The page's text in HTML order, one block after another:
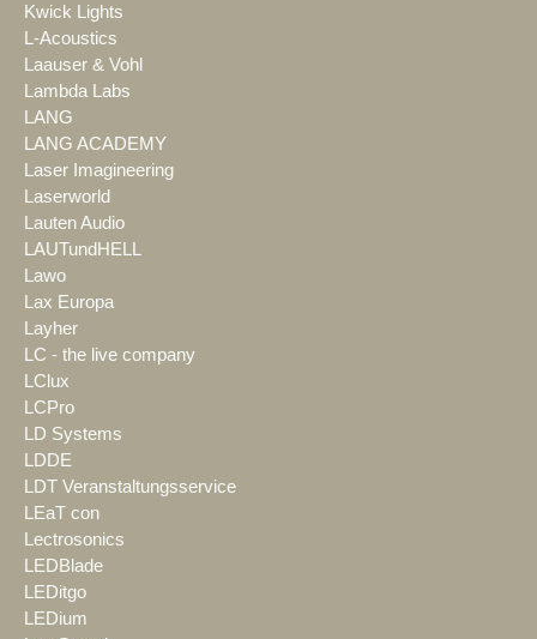
Kwick Lights
L-Acoustics
Laauser & Vohl
Lambda Labs
LANG
LANG ACADEMY
Laser Imagineering
Laserworld
Lauten Audio
LAUTundHELL
Lawo
Lax Europa
Layher
LC - the live company
LClux
LCPro
LD Systems
LDDE
LDT Veranstaltungsservice
LEaT con
Lectrosonics
LEDBlade
LEDitgo
LEDium